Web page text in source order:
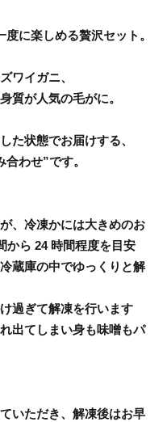
に楽しめる贅沢セット。
ワイガニ、
質が人気の毛がに。
た状態でお届けする、
わせ”です。
、冷凍かには大きめのお
から 24 時間程度を目安
蔵庫の中でゆっくりと解
過ぎて解凍を行います
出てしまい身も味噌もパ
いただき、解凍後はお早